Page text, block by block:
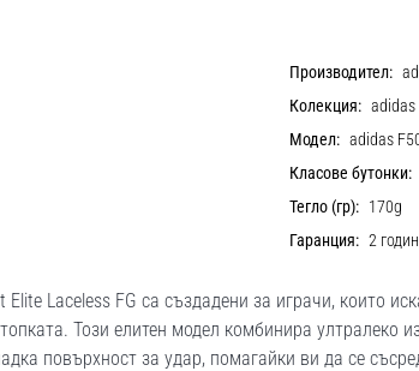
Производител:
Колекция: adidas
Модел: adidas
Класове бутонки:
Тегло (гр): 170g
Гаранция: 2
Laceless FG са създадени за играчи, които
Този елитен модел комбинира ултралеко
повърхност за удар, помагайки ви да се